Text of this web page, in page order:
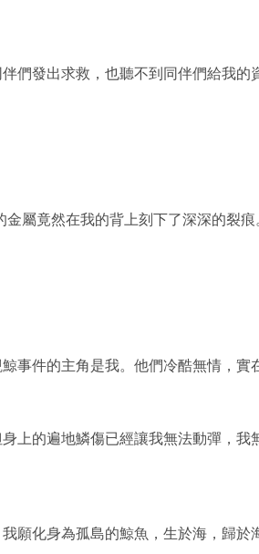
們發出求救，也聽不到同伴們給我的
金屬竟然在我的背上刻下了深深的裂痕
事件的主角是我。他們冷酷無情， 實
上的遍地鱗傷已經讓我無法動彈， 我
願化身為孤島的鯨魚，生於海， 歸於